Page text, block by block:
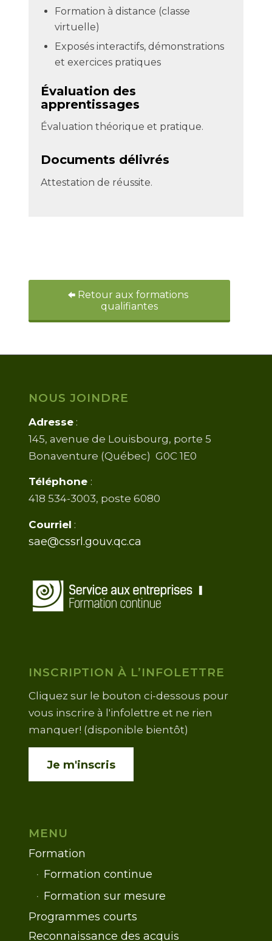
Formation à distance (classe
virtuelle)
Exposés interactifs, démonstrations
et exercices pratiques
Évaluation des
apprentissages
Évaluation théorique et pratique.
Documents délivrés
Attestation de réussite.
Retour aux formations
qualifiantes
NOUS JOINDRE
Adresse :
145, avenue de Louisbourg, porte 5
Bonaventure (Québec) G0C 1E0
Téléphone :
418 534-3003, poste 6080
Courriel :
sae@cssrl.gouv.qc.ca
INSCRIPTION À L’INFOLETTRE
Cliquez sur le bouton ci-dessous pour
vous inscrire à l'infolettre et ne rien
manquer! (disponible bientôt)
Je m'inscris
MENU
Formation
Formation continue
Formation sur mesure
Programmes courts
Reconnaissance des acquis